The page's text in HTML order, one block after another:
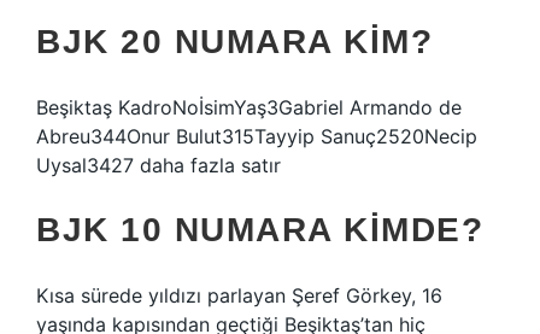
BJK 20 NUMARA KIM?
Beşiktaş KadroNoİsimYaş3Gabriel Armando de
Abreu344Onur Bulut315Tayyip Sanuç2520Necip
Uysal3427 daha fazla satır
BJK 10 NUMARA KIMDE?
Kısa sürede yıldızı parlayan Şeref Görkey, 16
yaşında kapısından geçtiği Beşiktaş’tan hiç